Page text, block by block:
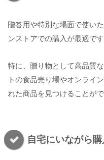
贈答用や特別な場面で使い
ンストアでの購入が最適です
特に、贈り物として高品質
トの食品売り場やオンライ
れた商品を見つけることがで
自宅にいながら